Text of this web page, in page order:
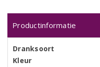
Productinformatie
Dranksoort
Kleur